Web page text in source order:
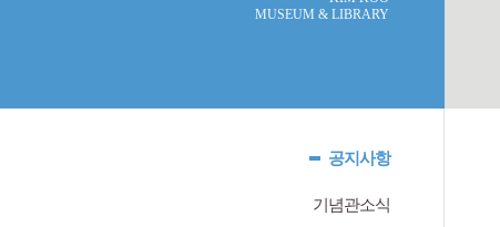
MUSEUM & LIBRARY
공지사항
기념관소식